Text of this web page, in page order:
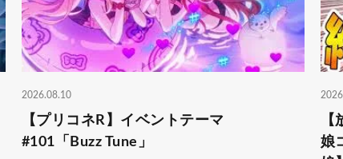
2026.08.10
【プリコネR】イベントテーマ
#101「Buzz Tune」
娘